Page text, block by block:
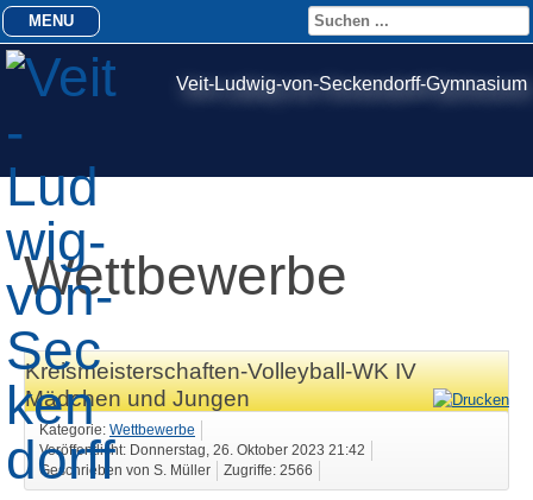
Veit-Ludwig-von-Seckendorff-Gymnasium
MENU
Wettbewerbe
Kreismeisterschaften-Volleyball-WK IV
Mädchen und Jungen
Kategorie: Wettbewerbe
Veröffentlicht: Donnerstag, 26. Oktober 2023 21:42
Geschrieben von S. Müller
Zugriffe: 2566